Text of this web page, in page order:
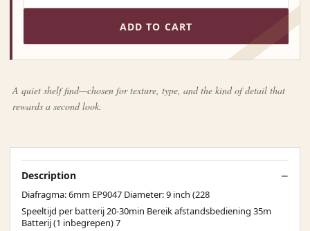
ADD TO CART
A quiet shelf find—chosen for texture, type, and the kind of detail that
rewards a second look.
Description
Diafragma: 6mm EP9047 Diameter: 9 inch (228
Speeltijd per batterij 20-30min Bereik afstandsbediening 35m
Batterij (1 inbegrepen) 7